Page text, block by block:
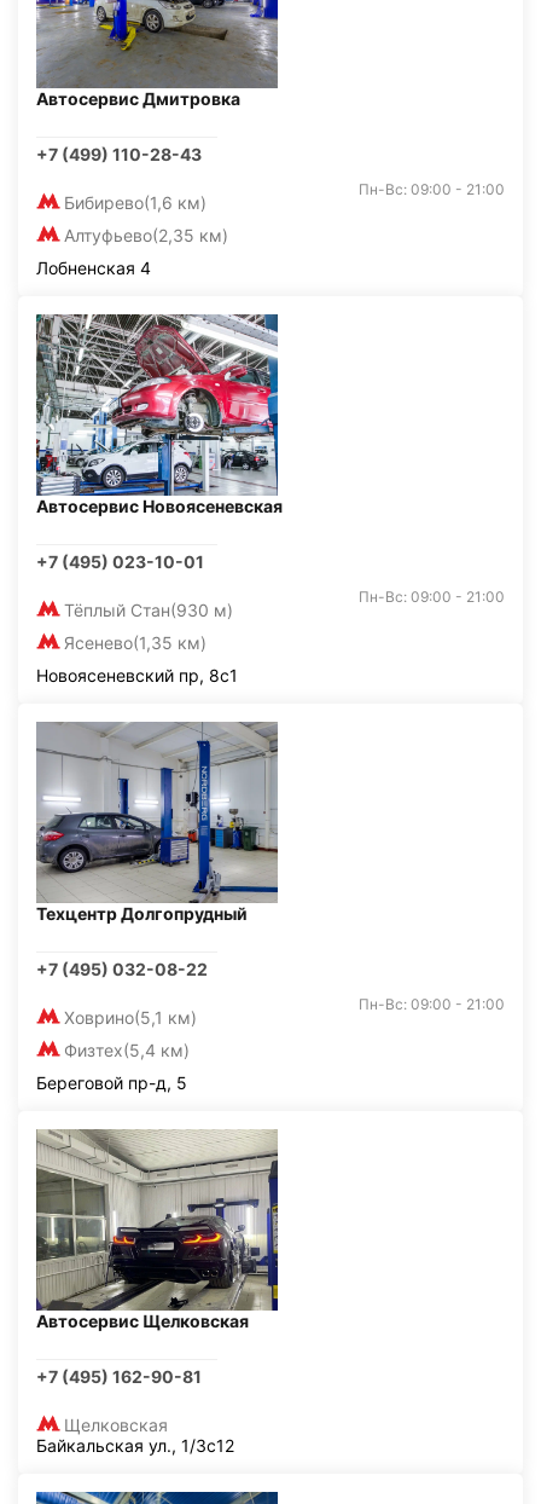
Автосервис Дмитровка
+7 (499) 110-28-43
Бибирево(1,6 км)
Алтуфьево(2,35 км)
Пн-Вс: 09:00 - 21:00
Лобненская 4
Автосервис Новоясеневская
+7 (495) 023-10-01
Тёплый Стан(930 м)
Ясенево(1,35 км)
Пн-Вс: 09:00 - 21:00
Новоясеневский пр, 8с1
Техцентр Долгопрудный
+7 (495) 032-08-22
Ховрино(5,1 км)
Физтех(5,4 км)
Пн-Вс: 09:00 - 21:00
Береговой пр-д, 5
Автосервис Щелковская
+7 (495) 162-90-81
Щелковская
Байкальская ул., 1/3с12